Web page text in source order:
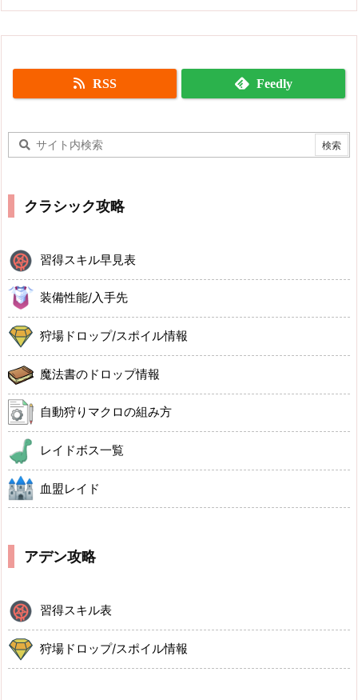
RSS Feedly
クラシック攻略
習得スキル早見表
装備性能/入手先
狩場ドロップ/スポイル情報
魔法書のドロップ情報
自動狩りマクロの組み方
レイドボス一覧
血盟レイド
アデン攻略
習得スキル表
狩場ドロップ/スポイル情報